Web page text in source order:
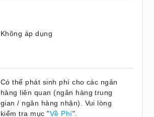
Không áp dụng
Có thể phát sinh phí cho các ngân
hàng liên quan (ngân hàng trung
gian / ngân hàng nhận). Vui lòng
kiểm tra mục "Về Phí".